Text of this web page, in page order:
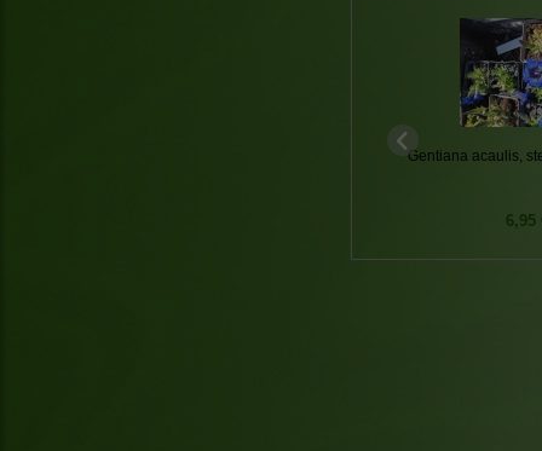
Gentiana acaulis,
6,95